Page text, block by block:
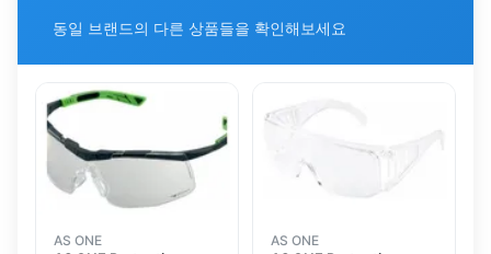
동일 브랜드의 다른 상품들을 확인해보세요
AS ONE AS ONE